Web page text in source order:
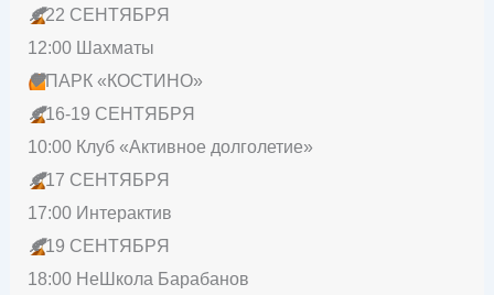
🍂22 СЕНТЯБРЯ
12:00 Шахматы
🧡ПАРК «КОСТИНО»
🍂16-19 СЕНТЯБРЯ
10:00 Клуб «Активное долголетие»
🍂17 СЕНТЯБРЯ
17:00 Интерактив
🍂19 СЕНТЯБРЯ
18:00 НеШкола Барабанов